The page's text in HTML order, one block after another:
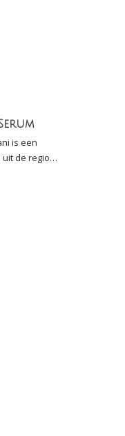
is een
de regio
vulkanische